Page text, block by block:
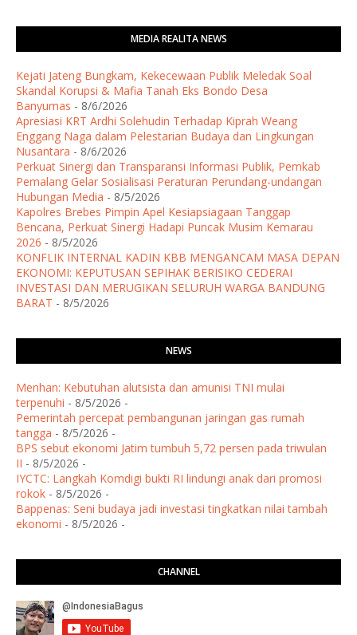
MEDIA REALITA NEWS
Kejati Jateng Bungkam, Kekecewaan Publik Meledak Soal
Skandal Korupsi & Mafia Tanah Eks Bondo Desa
Banyumas - 8/6/2026
Apresiasi KRT Ardhi Solehudin Terhadap Kiprah Weang
Enggang Naga dalam Pelestarian Budaya dan Lingkungan
Nusantara - 8/6/2026
Perkuat Sinergi dan Transparansi Informasi Publik, Pemkab
Pemalang Gelar Sosialisasi Peraturan Perundang-undangan
Hubungan Media - 8/5/2026
Kapolres Brebes Pimpin Apel Kesiapsiagaan Tanggap
Bencana, Perkuat Sinergi Hadapi Puncak Musim Kemarau
2026 - 8/5/2026
KONFLIK INTERNAL KADIN KBB MENGANCAM MASA DEPAN
EKONOMI: KEPUTUSAN SEPIHAK BERISIKO CEDERAI
INVESTASI DAN MERUGIKAN SELURUH WARGA BANDUNG
BARAT - 8/5/2026
NEWS
Menhan: Kebutuhan alutsista dan amunisi TNI mulai
terpenuhi - 8/5/2026 -
Pemerintah percepat pembangunan jaringan gas rumah
tangga - 8/5/2026 -
BPS sebut ekonomi Jatim tumbuh 5,72 persen pada triwulan
II - 8/5/2026 -
IYCTC: Langkah Komdigi bukti RI lindungi anak dari promosi
rokok - 8/5/2026 -
Bappenas: Seni budaya jadi investasi tingkatkan nilai tambah
ekonomi - 8/5/2026 -
CHANNEL